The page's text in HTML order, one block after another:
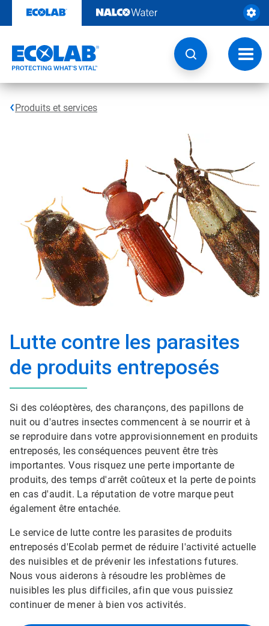
contenu​​​​​​​
à
Produits et services
Lutte contre les parasites
de produits entreposés
Si des coléoptères, des charançons, des papillons de
nuit ou d'autres insectes commencent à se nourrir et à
se reproduire dans votre approvisionnement en produits
entreposés, les conséquences peuvent être très
importantes. Vous risquez une perte importante de
produits, des temps d'arrêt coûteux et la perte de points
en cas d'audit.​​​​​​​ La réputation de votre marque peut
également être entachée.​​​​​​​
Le service de lutte contre les parasites de produits
entreposés d'Ecolab permet de réduire l'activité actuelle
des nuisibles et de prévenir les infestations futures.
Nous vous aiderons à résoudre les problèmes de
nuisibles les plus difficiles, afin que vous puissiez
continuer de mener à bien vos activités.